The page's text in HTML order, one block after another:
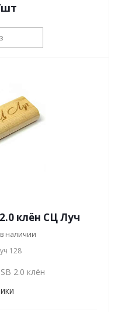
2.0 клён СЦ Луч
наличии
128
2.0 клён